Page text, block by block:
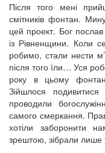
Після того мені
смітників фонтан.
цей проект. Бог
із Рівненщини. Коли
робимо, стали нести
після того їли… Уся
року в цьому
Зійшлося
проводили
самого смеркання.
хотіли заборонити
зрештою, зібрали лише